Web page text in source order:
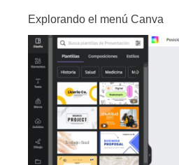
Explorando el menú Canva